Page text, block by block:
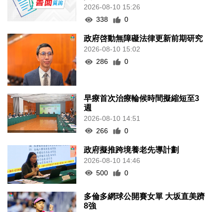
2026-08-10 15:26
338
0
政府啓動無障礙法律更新前期研究
2026-08-10 15:02
286
0
早療首次治療輪候時間擬縮短至3
週
2026-08-10 14:51
266
0
政府擬推跨境養老先導計劃
2026-08-10 14:46
500
0
多倫多網球公開賽女單 大坂直美躋
8強